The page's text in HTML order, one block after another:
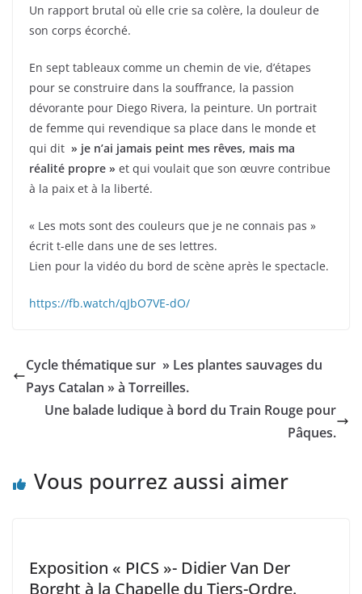
Un rapport brutal où elle crie sa colère, la douleur de
son corps écorché.
En sept tableaux comme un chemin de vie, d’étapes
pour se construire dans la souffrance, la passion
dévorante pour Diego Rivera, la peinture. Un portrait
de femme qui revendique sa place dans le monde et
qui dit » je n’ai jamais peint mes rêves, mais ma
réalité propre » et qui voulait que son œuvre contribue
à la paix et à la liberté.
« Les mots sont des couleurs que je ne connais pas »
écrit t-elle dans une de ses lettres.
Lien pour la vidéo du bord de scène après le spectacle.
https://fb.watch/qJbO7VE-dO/
Cycle thématique sur » Les plantes sauvages du
Pays Catalan » à Torreilles.
Une balade ludique à bord du Train Rouge pour
Pâques.
Vous pourrez aussi aimer
Exposition « PICS »- Didier Van Der
Borght à la Chapelle du Tiers-Ordre.